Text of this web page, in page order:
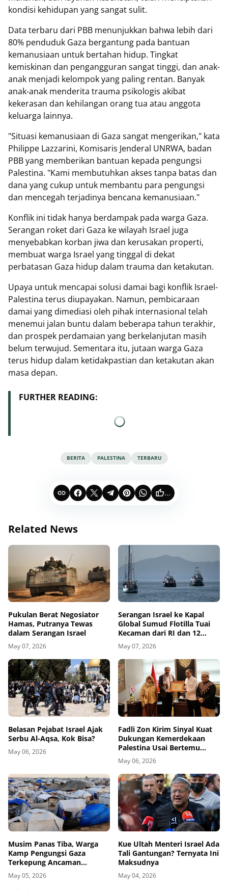
kondisi kehidupan yang sangat sulit.
Data terbaru dari PBB menunjukkan bahwa lebih dari
80% penduduk Gaza bergantung pada bantuan
kemanusiaan untuk bertahan hidup. Tingkat
kemiskinan dan pengangguran sangat tinggi, dan anak-
anak menjadi kelompok yang paling rentan. Banyak
anak-anak menderita trauma psikologis akibat
kekerasan dan kehilangan orang tua atau anggota
keluarga lainnya.
"Situasi kemanusiaan di Gaza sangat mengerikan," kata
Philippe Lazzarini, Komisaris Jenderal UNRWA, badan
PBB yang memberikan bantuan kepada pengungsi
Palestina. "Kami membutuhkan akses tanpa batas dan
dana yang cukup untuk membantu para pengungsi
dan mencegah terjadinya bencana kemanusiaan."
Konflik ini tidak hanya berdampak pada warga Gaza.
Serangan roket dari Gaza ke wilayah Israel juga
menyebabkan korban jiwa dan kerusakan properti,
membuat warga Israel yang tinggal di dekat
perbatasan Gaza hidup dalam trauma dan ketakutan.
Upaya untuk mencapai solusi damai bagi konflik Israel-
Palestina terus diupayakan. Namun, pembicaraan
damai yang dimediasi oleh pihak internasional telah
menemui jalan buntu dalam beberapa tahun terakhir,
dan prospek perdamaian yang berkelanjutan masih
belum terwujud. Sementara itu, jutaan warga Gaza
terus hidup dalam ketidakpastian dan ketakutan akan
masa depan.
FURTHER READING:
BERITA PALESTINA TERBARU
...
Related News
Pukulan Berat Negosiator
Hamas, Putranya Tewas
dalam Serangan Israel
May 07, 2026
Serangan Israel ke Kapal
Global Sumud Flotilla Tuai
Kecaman dari RI dan 12
Negara
May 07, 2026
Belasan Pejabat Israel Ajak
Serbu Al-Aqsa, Kok Bisa?
May 06, 2026
Fadli Zon Kirim Sinyal Kuat
Dukungan Kemerdekaan
Palestina Usai Bertemu
Delegasi di Kemenbud
May 06, 2026
Musim Panas Tiba, Warga
Kamp Pengungsi Gaza
Terkepung Ancaman
Penyakit Kulit
May 05, 2026
Kue Ultah Menteri Israel Ada
Tali Gantungan? Ternyata Ini
Maksudnya
May 04, 2026